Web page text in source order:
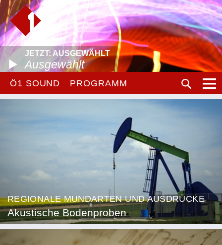
JETZT: AUSGEWÄHLT
Ausgewählt
Ö1 SOUND PROGRAMM
REGIONALE MUNDARTEN UND AUSDRÜCKE
Akustische Bodenproben